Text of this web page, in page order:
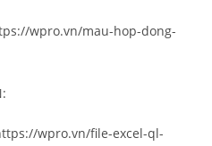
wpro.vn/mau-hop-dong-
wpro.vn/file-excel-ql-